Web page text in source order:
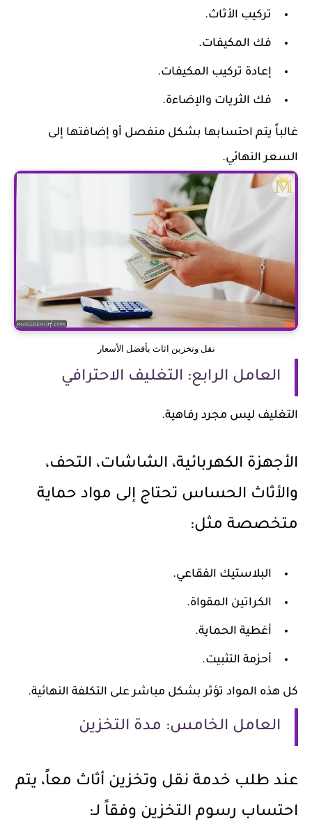
تركيب الأثاث.
فك المكيفات.
إعادة تركيب المكيفات.
فك الثريات والإضاءة.
غالباً يتم احتسابها بشكل منفصل أو إضافتها إلى
السعر النهائي.
نقل وتخزين اثاث بأفضل الأسعار
العامل الرابع: التغليف الاحترافي
التغليف ليس مجرد رفاهية.
الأجهزة الكهربائية، الشاشات، التحف،
والأثاث الحساس تحتاج إلى مواد حماية
متخصصة مثل:
البلاستيك الفقاعي.
الكراتين المقواة.
أغطية الحماية.
أحزمة التثبيت.
كل هذه المواد تؤثر بشكل مباشر على التكلفة النهائية.
العامل الخامس: مدة التخزين
عند طلب خدمة نقل وتخزين أثاث معاً، يتم
احتساب رسوم التخزين وفقاً لـ: